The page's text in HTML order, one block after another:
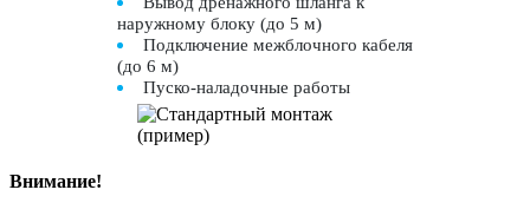
наружному блоку (до 5 м)
Подключение межблочного кабеля
(до 6 м)
Пуско-наладочные работы
Внимание!